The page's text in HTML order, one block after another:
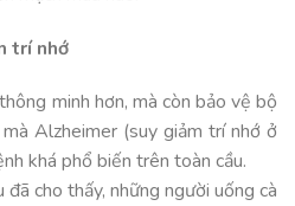
trí nhớ
minh hơn, mà còn bảo vệ bộ
Alzheimer (suy giảm trí nhớ ở
khá phổ biến trên toàn cầu.
cho thấy, những người uống cà